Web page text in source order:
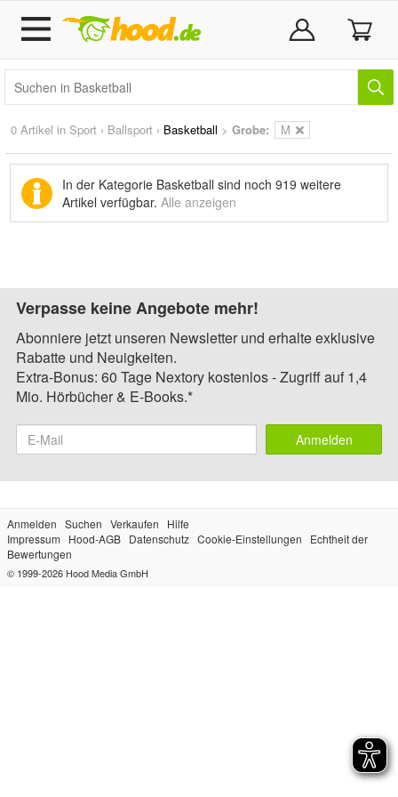
0 Artikel in Sport › Ballsport › Basketball > Grobe: M
In der Kategorie Basketball sind noch 919 weitere
Artikel verfügbar. Alle anzeigen
Verpasse keine Angebote mehr!
Abonniere jetzt unseren Newsletter und erhalte exklusive
Rabatte und Neuigkeiten.
Extra-Bonus: 60 Tage Nextory kostenlos - Zugriff auf 1,4
Mio. Hörbücher & E-Books.*
Anmelden
Anmelden Suchen Verkaufen
Hilfe
Impressum
Hood-AGB Datenschutz Cookie-Einstellungen
Echtheit der
Bewertungen
© 1999-2026 Hood Media GmbH